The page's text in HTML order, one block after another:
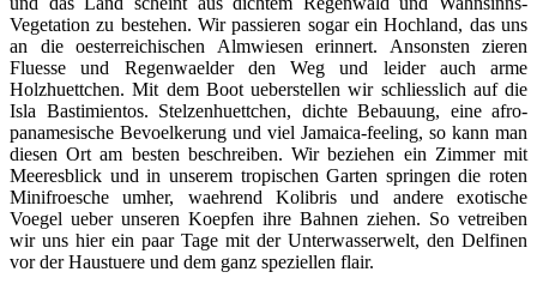
Vegetation zu bestehen. Wir passieren sogar ein Hochland, das uns
an die oesterreichischen Almwiesen erinnert. Ansonsten zieren
Fluesse und Regenwaelder den Weg und leider auch arme
Holzhuettchen. Mit dem Boot ueberstellen wir schliesslich auf die
Isla Bastimientos. Stelzenhuettchen, dichte Bebauung, eine afro-
panamesische Bevoelkerung und viel Jamaica-feeling, so kann man
diesen Ort am besten beschreiben. Wir beziehen ein Zimmer mit
Meeresblick und in unserem tropischen Garten springen die roten
Minifroesche umher, waehrend Kolibris und andere exotische
Voegel ueber unseren Koepfen ihre Bahnen ziehen. So vetreiben
wir uns hier ein paar Tage mit der Unterwasserwelt, den Delfinen
vor der Haustuere und dem ganz speziellen flair.